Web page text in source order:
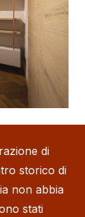
di
storico di
non abbia
stati